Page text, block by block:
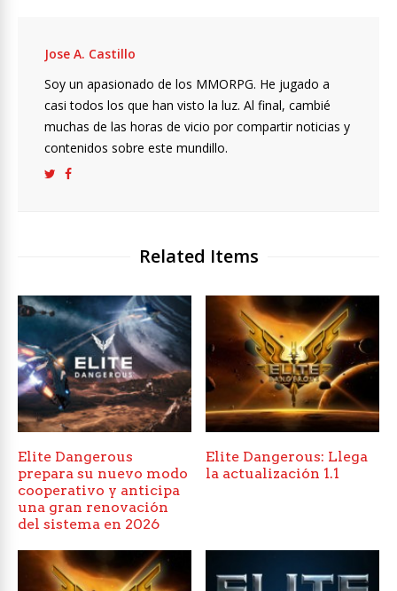
Jose A. Castillo
Soy un apasionado de los MMORPG. He jugado a
casi todos los que han visto la luz. Al final, cambié
muchas de las horas de vicio por compartir noticias y
contenidos sobre este mundillo.
Related Items
Elite Dangerous
prepara su nuevo modo
cooperativo y anticipa
una gran renovación
del sistema en 2026
Elite Dangerous: Llega
la actualización 1.1